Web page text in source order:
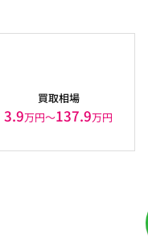
買取相場
3.9万円〜137.9万円